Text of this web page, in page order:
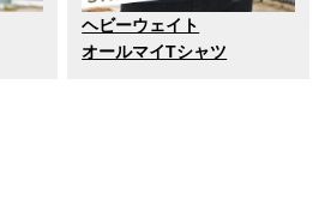
ヘビーウェイト
オールマイTシャツ